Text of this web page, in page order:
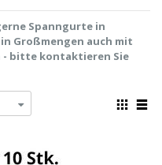
Spanngurte in
Großmengen auch mit
- bitte kontaktieren Sie